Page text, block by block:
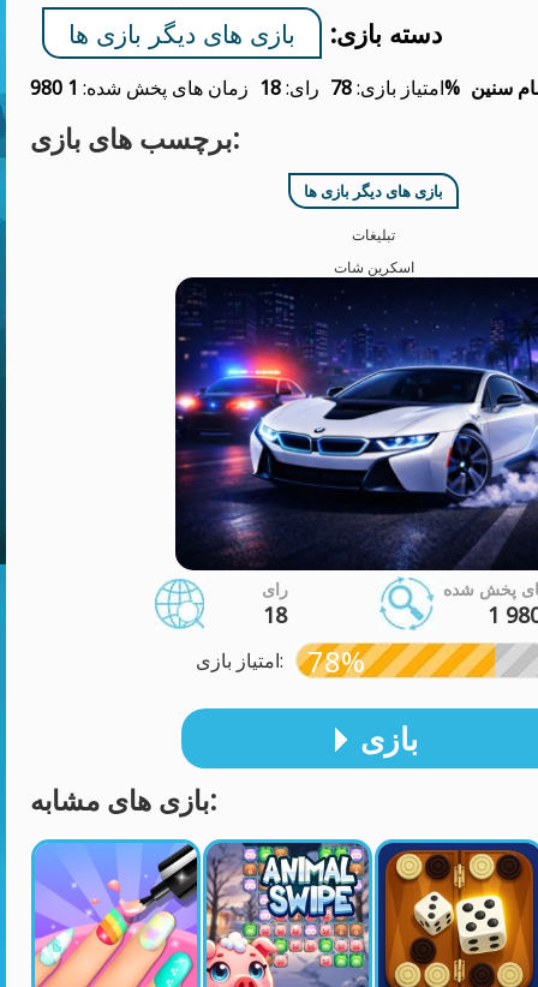
دسته بازی:
بازی های دیگر بازی ها
زمان های پخش شده: 1 980 رای:18 امتیاز بازی:78% سنین
برچسب های بازی:
بازی های دیگر بازی ها
تبلیغات
اسکرین شات
رای
18
پخش شده
1
امتیاز بازی: 78%
بازی
بازی های مشابه: